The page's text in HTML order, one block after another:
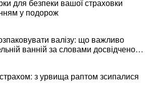
для безпеки вашої страховки
у подорож
валізу: що важливо
ванній за словами досвідченої
з урвища раптом зсипалися